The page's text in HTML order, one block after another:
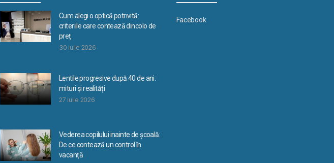
Cum alegi o optică potrivită:
criteriile care contează dincolo de
preț
30 iulie 2026
Lentile progresive după 40 de ani:
mituri și realități
27 iulie 2026
Vederea copilului inainte de școală:
De ce contează un control în
vacanță
Facebook